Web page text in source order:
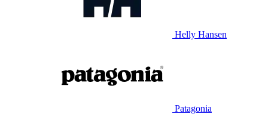
Helly Hansen
Patagonia